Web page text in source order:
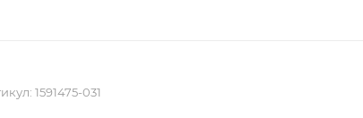
1591475-031